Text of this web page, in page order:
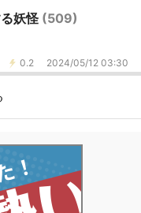
妖怪 (509)
0.2 2024/05/12 03:30